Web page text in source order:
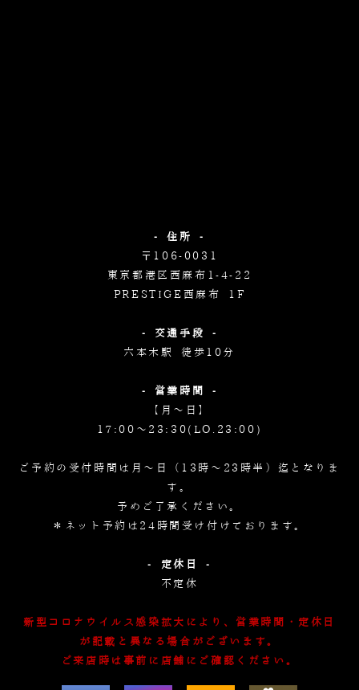
- 住所 -
〒106-0031
東京都港区西麻布1-4-22
PRESTIGE西麻布 1F
- 交通手段 -
六本木駅 徒歩10分
- 営業時間 -
【月～日】
17:00～23:30(LO.23:00)
ご予約の受付時間は月～日（13時～23時半）迄となりま
す。
予めご了承ください。
＊ネット予約は24時間受け付けております。
- 定休日 -
不定休
新型コロナウイルス感染拡大により、営業時間・定休日
が記載と異なる場合がございます。
ご来店時は事前に店舗にご確認ください。